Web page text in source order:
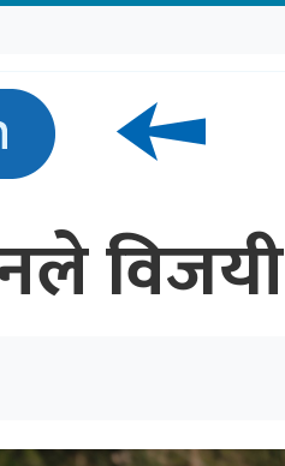
विजयी